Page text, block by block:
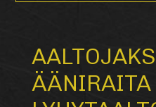
ÄÄNIRAITA